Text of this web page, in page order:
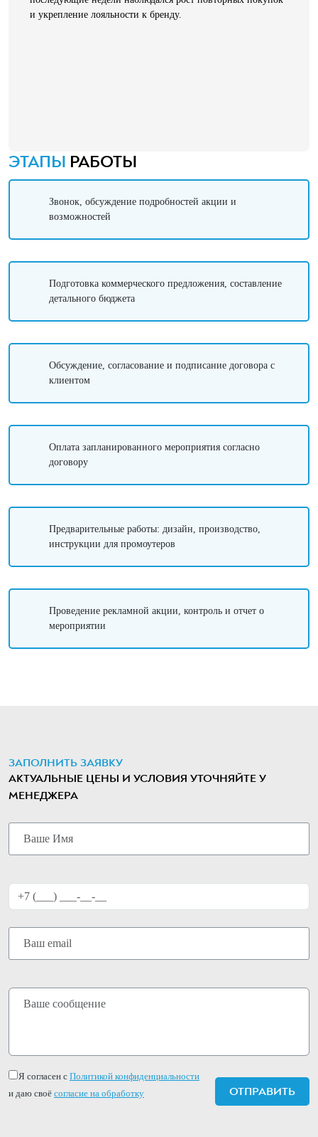
и укрепление лояльности к бренду.
ЭТАПЫ РАБОТЫ
Звонок, обсуждение подробностей акции и
возможностей
Подготовка коммерческого предложения, составление
детального бюджета
Обсуждение, согласование и подписание договора с
клиентом
Оплата запланированного мероприятия согласно
договору
Предварительные работы: дизайн, производство,
инструкции для промоутеров
Проведение рекламной акции, контроль и отчет о
мероприятии
ЗАПОЛНИТЬ ЗАЯВКУ
АКТУАЛЬНЫЕ ЦЕНЫ И УСЛОВИЯ УТОЧНЯЙТЕ У
МЕНЕДЖЕРА
Я согласен с Политикой конфиденциальности
и даю своё согласие на обработку